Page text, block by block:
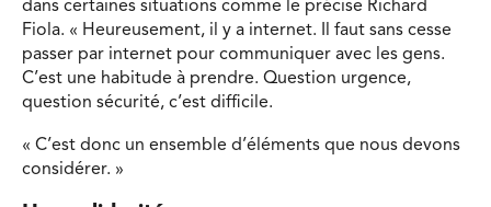
dans certaines situations comme le précise Richard
Fiola. « Heureusement, il y a internet. Il faut sans cesse
passer par internet pour communiquer avec les gens.
C’est une habitude à prendre. Question urgence,
question sécurité, c’est difficile.
« C’est donc un ensemble d’éléments que nous devons
considérer. »